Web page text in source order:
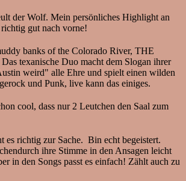
der Wolf. Mein persönliches Highlight an
gut nach vorne!
banks of the Colorado River, THE
texanische Duo macht dem Slogan ihrer
weird" alle Ehre und spielt einen wilden
und Punk, live kann das einiges.
cool, dass nur 2 Leutchen den Saal zum
es richtig zur Sache. Bin echt begeistert.
ihre Stimme in den Ansagen leicht
in den Songs passt es einfach! Zählt auch zu